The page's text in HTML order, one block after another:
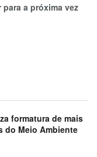
a próxima vez
formatura de mais
do Meio Ambiente